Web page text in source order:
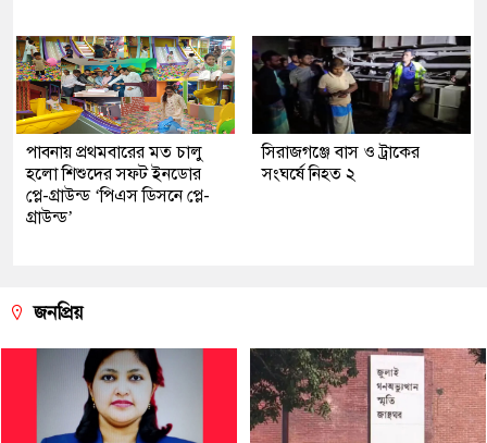
পাবনায় প্রথমবারের মত চালু
হলো শিশুদের সফট ইনডোর
প্লে-গ্রাউন্ড ‘পিএস ডিসনে প্লে-
গ্রাউন্ড’
সিরাজগঞ্জে বাস ও ট্রাকের
সংঘর্ষে নিহত ২
জনপ্রিয়